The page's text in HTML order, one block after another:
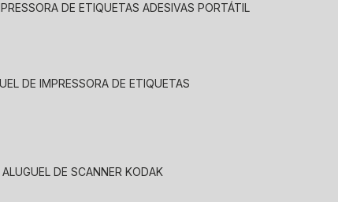
DE ETIQUETAS ADESIVAS PORTÁTIL
DE IMPRESSORA DE ETIQUETAS
ALUGUEL DE SCANNER KODAK